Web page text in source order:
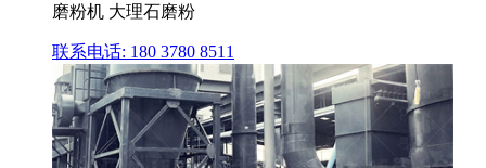
磨粉机 大理石磨粉
联系电话: 180 3780 8511